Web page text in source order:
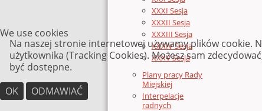
XXXI Sesja
XXXII Sesja
XXXIII Sesja
XXXIV Sesja
XXXV Sesja
Plany pracy Rady
Miejskiej
Interpelacje
radnych
We use cookies
Na naszej stronie internetowej używamy plików cookie.
użytkownika (Tracking Cookies). Możesz sam
być dostępne.
OK
ODMAWIAĆ